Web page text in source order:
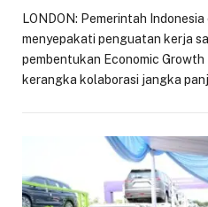
LONDON: Pemerintah
menyepakati penguatan kerja
pembentukan Economic Growth
kerangka kolaborasi jangka